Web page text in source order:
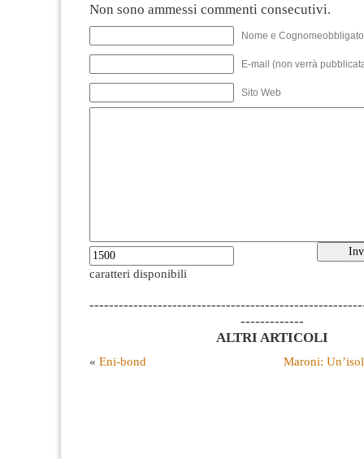
Non sono ammessi commenti consecutivi.
Nome e
E-mail (non verrà
Sito Web
caratteri disponibili
-------------
ALTRI ARTICOLI
« Eni-bond Maroni: